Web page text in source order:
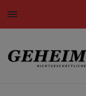
Nichtgeschäftliche